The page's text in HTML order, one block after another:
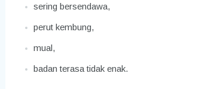
sering bersendawa,
perut kembung,
mual,
badan terasa tidak enak.